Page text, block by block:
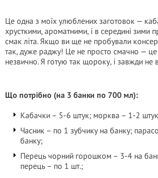
Це одна з моїх улюблених заготовок —
хрусткими, ароматними, і в середині зими
смак літа. Якщо ви ще не пробували
так, дуже раджу! Це не просто смачно — це
незвично. Я готую так щороку, і завжди не
Що потрібно (на 3 банки по 700 мл):
Кабачки – 5-6 штук; морква – 1-2
Часник – по 1 зубчику на банку;
банку;
Перець чорний горошком – 3-4 на
перець – по 1 шт.;